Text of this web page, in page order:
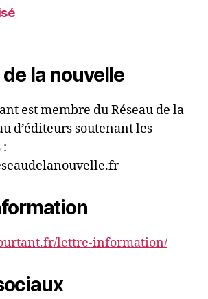
la nouvelle
est membre du Réseau de la
d’éditeurs soutenant les
:
lettre-information/